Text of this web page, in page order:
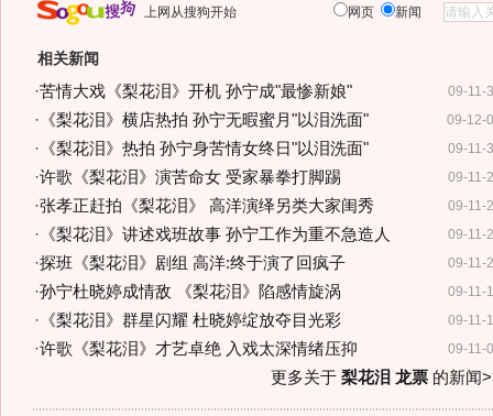
上网从搜狗开始 网页 新闻
相关新闻
09-11-
·苦情大戏《梨花泪》开机 孙宁成"最惨新娘"
09-12-
· 《梨花泪》横店热拍 孙宁无暇蜜月"以泪洗面"
09-11-
· 《梨花泪》热拍 孙宁身苦情女终日"以泪洗面"
09-11-
·许歌《梨花泪》演苦命女 受家暴拳打脚踢
09-11-
·张孝正赶拍《梨花泪》 高洋演绎另类大家闺秀
09-11-
· 《梨花泪》讲述戏班故事 孙宁工作为重不急造人
09-11-
·探班《梨花泪》剧组 高洋:终于演了回疯子
09-11-
·孙宁杜晓婷成情敌 《梨花泪》陷感情旋涡
09-11-
· 《梨花泪》群星闪耀 杜晓婷绽放夺目光彩
09-11-
·许歌《梨花泪》才艺卓绝 入戏太深情绪压抑
更多关于 梨花泪 龙票的新闻